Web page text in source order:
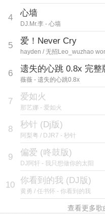
4 心墙
DJ.Mr.李 - 心墙
5 爱！Never Cry
hayden / 无招Leo_wuzhao
6 遗失的心跳 0.8x 完整
薇薇 - 遗失的心跳0.8x
7 爱如火
那艺娜 - 爱如火
8 秒针 (Dj版)
阿梨粤 / DJR7 - 秒针
9 偏爱 (咚鼓版)
DJ阿轩 - 我只想做你的太阳
10 你看到的我 (DJ版)
黄勇 / 任书怀 - 你看到的我
查看更多歌